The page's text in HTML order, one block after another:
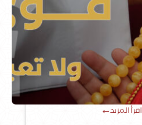
اقرأ المزيد